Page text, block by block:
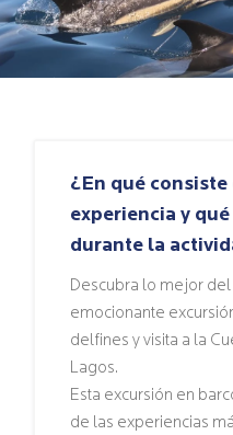
¿En qué consiste
experiencia y
durante la
Descubra lo mejor
emocionante
delfines y visita a la
Lagos.
Esta excursión en
de las experiencias